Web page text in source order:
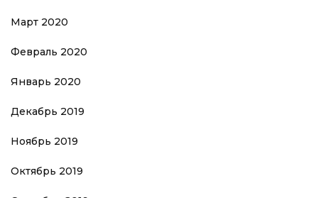
Март 2020
Февраль 2020
Январь 2020
Декабрь 2019
Ноябрь 2019
Октябрь 2019